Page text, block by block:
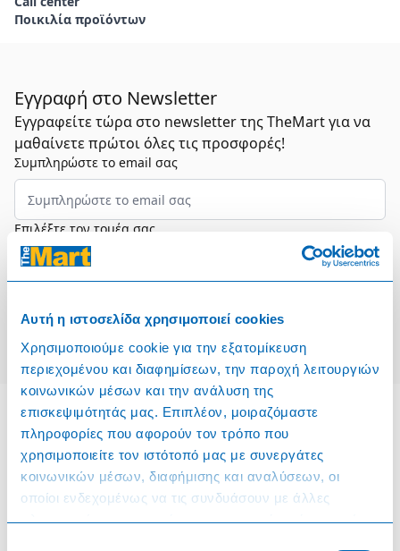
Αυτή η ιστοσελίδα χρησιμοποιεί cookies
Χρησιμοποιούμε cookie για την εξατομίκευση
περιεχομένου και διαφημίσεων, την παροχή λειτουργιών
κοινωνικών μέσων και την ανάλυση της
επισκεψιμότητάς μας. Επιπλέον, μοιραζόμαστε
πληροφορίες που αφορούν τον τρόπο που
χρησιμοποιείτε τον ιστότοπό μας με συνεργάτες
κοινωνικών μέσων, διαφήμισης και αναλύσεων, οι
οποίοι ενδεχομένως να τις συνδυάσουν με άλλες
πληροφορίες που τους έχετε παραχωρήσει ή τις οποίες
Ποικιλία προϊόντων
Εγγραφή στο Newsletter
Εγγραφείτε τώρα στο newsletter της TheMart για να
μαθαίνετε πρώτοι όλες τις προσφορές!
Συμπληρώστε το email σας
Επιλέξτε τον τομέα σας
Εγγραφή
Πληροφορίες
Όροι & Προϋποθέσεις
Πολιτική Cookies